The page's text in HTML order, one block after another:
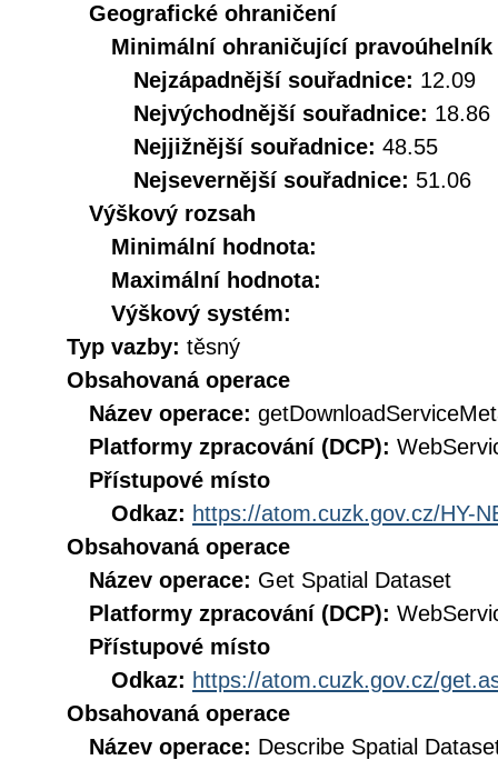
Geografické ohraničení
Minimální ohraničující pravoúhelník
Nejzápadnější souřadnice: 12.09
Nejvýchodnější souřadnice: 18.86
Nejjižnější souřadnice: 48.55
Nejsevernější souřadnice: 51.06
Výškový rozsah
Minimální hodnota:
Maximální hodnota:
Výškový systém:
Typ vazby: těsný
Obsahovaná operace
Název operace:
Platformy zpracování (DCP):
Přístupové místo
Odkaz: https://atom.cuzk.gov.cz/HY-
Obsahovaná operace
Název operace: Get Spatial Dataset
Platformy zpracování (DCP):
Přístupové místo
Odkaz: https://atom.cuzk.gov.cz/
Obsahovaná operace
Název operace: Describe Spatial